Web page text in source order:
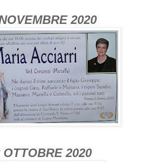
2020
OTTOBRE 2020